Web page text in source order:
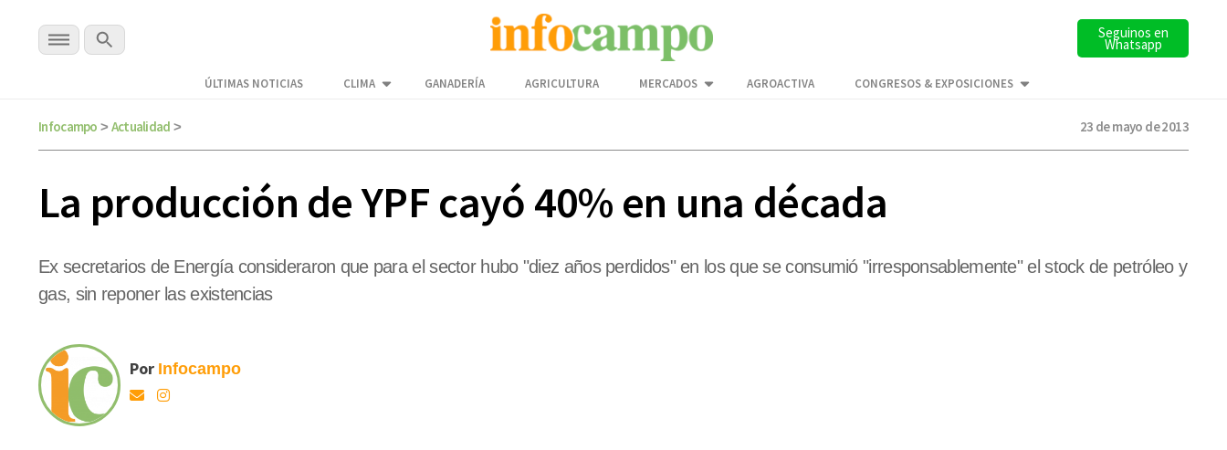
Seguinos en
Whatsapp
ÚLTIMAS NOTICIAS CLIMA GANADERÍA AGRICULTURA MERCADOS AGROACTIVA CONGRESOS & EXPOSICIONES
Infocampo > Actualidad > 23 de mayo de 2013
La producción de YPF cayó 40% en una década
Ex secretarios de Energía consideraron que para el sector hubo "diez años perdidos" en los que se consumió "irresponsablemente" el stock de petróleo y
gas, sin reponer las existencias
Por Infocampo